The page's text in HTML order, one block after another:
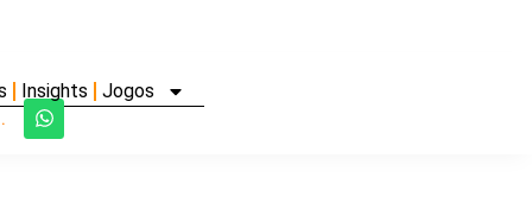
Insights Jogos